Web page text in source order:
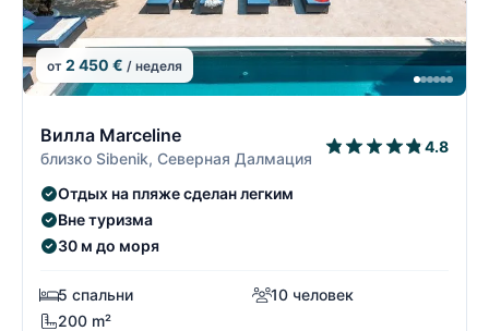
от 2 450 € / неделя
Вилла Marceline
близко Sibenik, Северная Далмация
4.8
Отдых на пляже сделан легким
Вне туризма
30 м до моря
5 спальни
10 человек
200 m²